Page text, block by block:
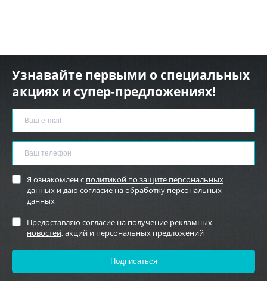
Узнавайте первыми о специальных
акциях и супер-предложениях!
Я ознакомлен с политикой по защите персональных
данных идаю согласие на обработку персональных
данных
Предоставляю согласие на получение рекламных
новостей, акций и персональных предложений